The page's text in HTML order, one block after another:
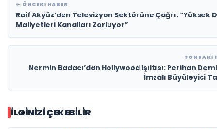
ÖNCEKI HABER
Raif Akyüz’den Televizyon Sektörüne Çağrı: “Yüksek
Maliyetleri Kanalları Zorluyor”
SONRAKI
Nermin Badacı’dan Hollywood Işıltısı: Perihan
İmzalı Büyüleyici
İLGINIZI ÇEKEBILIR